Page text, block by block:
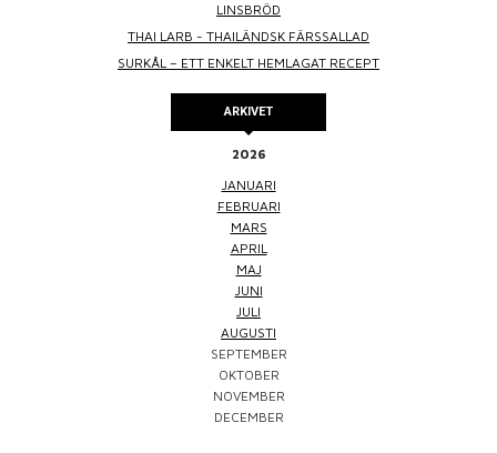
LINSBRÖD
THAI LARB - THAILÄNDSK FÄRSSALLAD
SURKÅL – ETT ENKELT HEMLAGAT RECEPT
ARKIVET
2026
JANUARI
FEBRUARI
MARS
APRIL
MAJ
JUNI
JULI
AUGUSTI
SEPTEMBER
OKTOBER
NOVEMBER
DECEMBER